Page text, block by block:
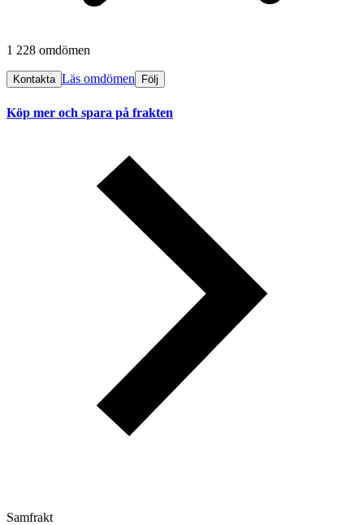
1 228 omdömen
Kontakta Läs omdömen Följ
Köp mer och spara på frakten
Samfrakt